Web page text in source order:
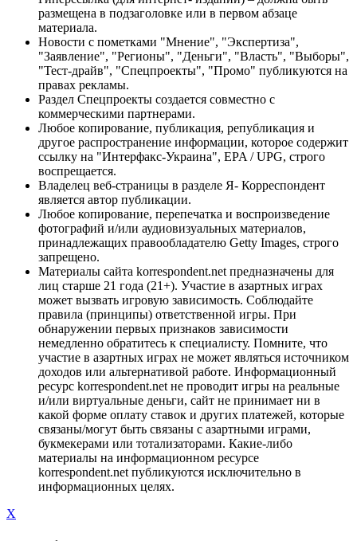
размещена в подзаголовке или в первом абзаце
материала.
Новости с пометками "Мнение", "Экспертиза",
"Заявление", "Регионы", "Деньги", "Власть", "Выборы",
"Тест-драйв", "Спецпроекты", "Промо" публикуются на
правах рекламы.
Раздел Спецпроекты создается совместно с
коммерческими партнерами.
Любое копирование, публикация, републикация и
другое распространение информации, которое содержит
ссылку на "Интерфакс-Украина", EPA / UPG, строго
воспрещается.
Владелец веб-страницы в разделе Я- Корреспондент
является автор публикации.
Любое копирование, перепечатка и воспроизведение
фотографий и/или аудиовизуальных материалов,
принадлежащих правообладателю Getty Images, строго
запрещено.
Материалы сайта korrespondent.net предназначены для
лиц старше 21 года (21+). Участие в азартных играх
может вызвать игровую зависимость. Соблюдайте
правила (принципы) ответственной игры. При
обнаружении первых признаков зависимости
немедленно обратитесь к специалисту. Помните, что
участие в азартных играх не может являться источником
доходов или альтернативой работе. Информационный
ресурс korrespondent.net не проводит игры на реальные
и/или виртуальные деньги, сайт не принимает ни в
какой форме оплату ставок и других платежей, которые
связаны/могут быть связаны с азартными играми,
букмекерами или тотализаторами. Какие-либо
материалы на информационном ресурсе
korrespondent.net публикуются исключительно в
информационных целях.
X